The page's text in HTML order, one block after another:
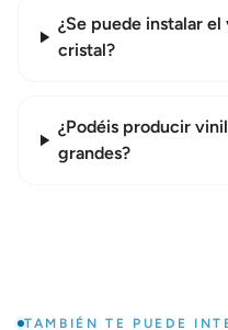
¿Se puede instalar
cristal?
¿Podéis producir
grandes?
TAMBIÉN TE PUEDE